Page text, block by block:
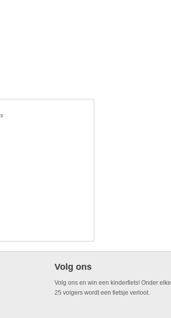
Volg ons
Volg ons en win een kinderfiets! Onder elke
25 volgers wordt een fietsje verloot.